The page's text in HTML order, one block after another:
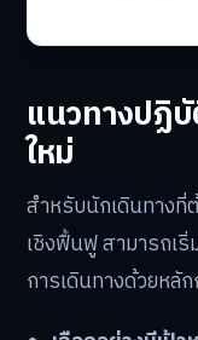
แนวทางปฏิ
ใหม่
สำหรับนักเดินทางที่
เชิงฟื้นฟู สามารถเ
การเดินทางด้วยหลั